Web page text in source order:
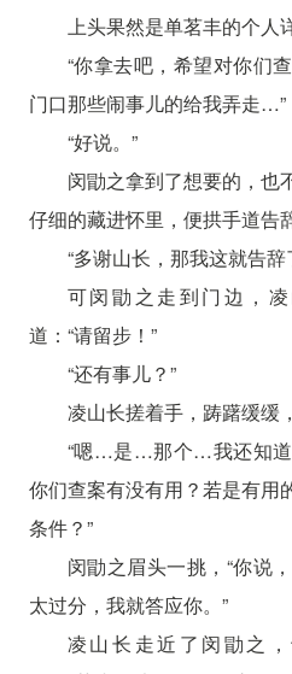
上头果然是单茗丰的个人
“你拿去吧，希望对你们
门口那些闹事儿的给我弄走…”
“好说。”
闵勖之拿到了想要的，也
仔细的藏进怀里，便拱手道告辞
“多谢山长，那我这就告辞
可闵勖之走到门边，
道：“请留步！”
“还有事儿？”
凌山长搓着手，踌躇缓缓
“嗯…是…那个…我还知道
你们查案有没有用？若是有用
条件？”
闵勖之眉头一挑，“你说
太过分，我就答应你。”
凌山长走近了闵勖之